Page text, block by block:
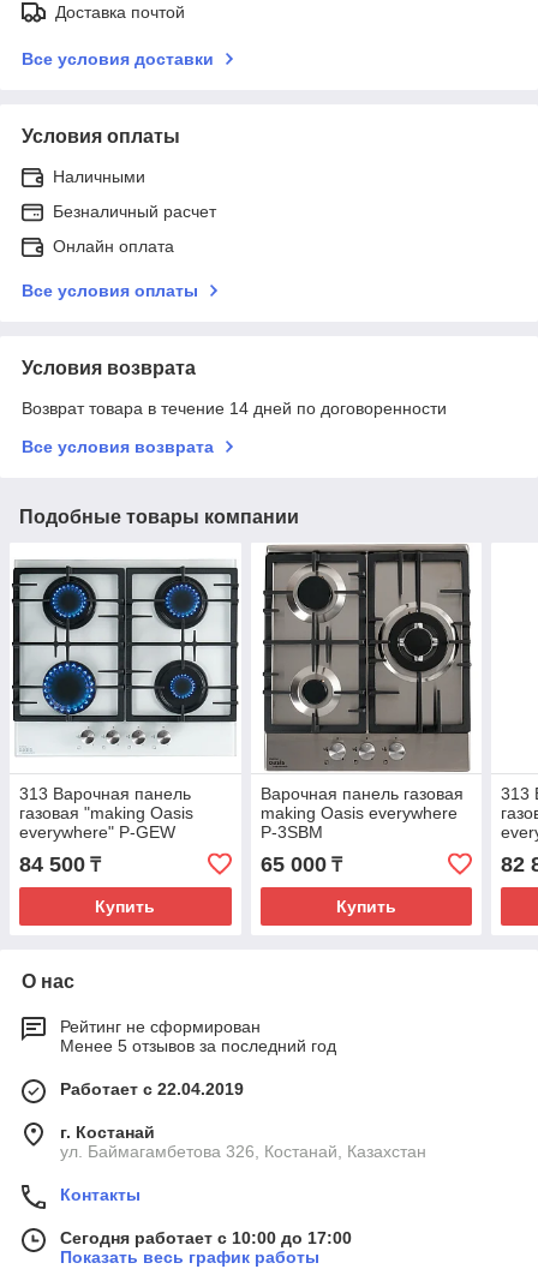
Доставка почтой
Все условия доставки
Условия оплаты
Наличными
Безналичный расчет
Онлайн оплата
Все условия оплаты
Условия возврата
Возврат товара в течение 14 дней по договоренности
Все условия возврата
Подобные товары компании
313 Варочная панель
газовая "making Oasis
everywhere" P-GEW
84 500 ₸
Купить
Варочная панель газовая
making Oasis everywhere
P-3SBM
65 000₸
Купить
313
82
О нас
Рейтинг не сформирован
Менее 5 отзывов за последний год
Работает с 22.04.2019
г. Костанай
ул. Баймагамбетова 326, Костанай, Казахстан
Контакты
Сегодня работает с 10:00 до 17:00
Показать весь график работы